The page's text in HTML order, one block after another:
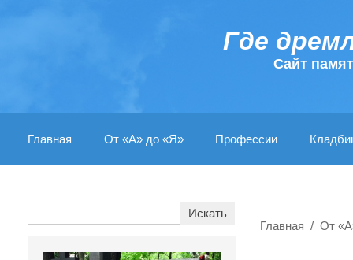
Где
Cайт
Главная От «А» до «Я» Профессии
Главная От